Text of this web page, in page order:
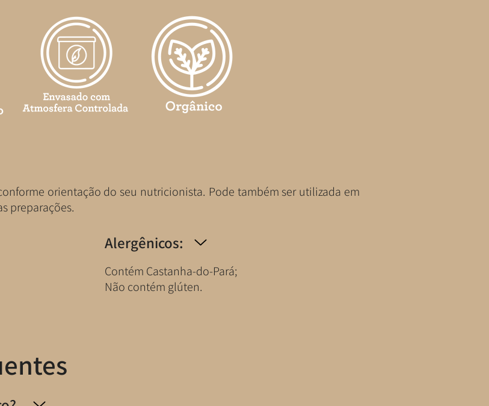
orientação do seu nutricionista. Pode também ser utilizada em
preparações.
Alergênicos:
Contém Castanha-do-Pará;
Não contém glúten.